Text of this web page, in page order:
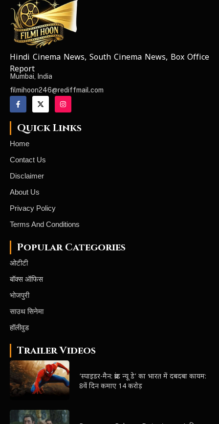
NEWS ELEMENTOR
Hindi Cinema News, South Cinema News, Box Office
Report
Mumbai, India
filmihoon246@rediffmail.com
Quick Links
Home
Contact Us
Disclaimer
About Us
Privacy Policy
Terms And Conditions
Popular Categories
ओटीटी
बॉक्स ऑफिस
भोजपुरी
साउथ सिनेमा
हॉलीवुड
Trailer Videos
‘स्पाइडर-मैन: ब्रांड न्यू डे’ का भारत में दबदबा कायम:
8वें दिन कमाए 14 करोड़